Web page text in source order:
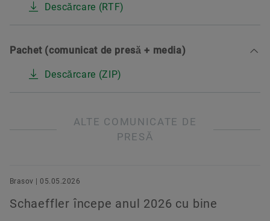
Descărcare (RTF)
Pachet (comunicat de presă + media)
Descărcare (ZIP)
ALTE COMUNICATE DE
PRESĂ
Brasov | 05.05.2026
Schaeffler începe anul 2026 cu bine